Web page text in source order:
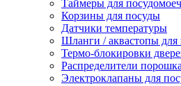
Таймеры для
Корзины для посуды
Датчики температуры
Шланги / аквастопы
Термо-блокировки
Распределители
Электроклапаны для